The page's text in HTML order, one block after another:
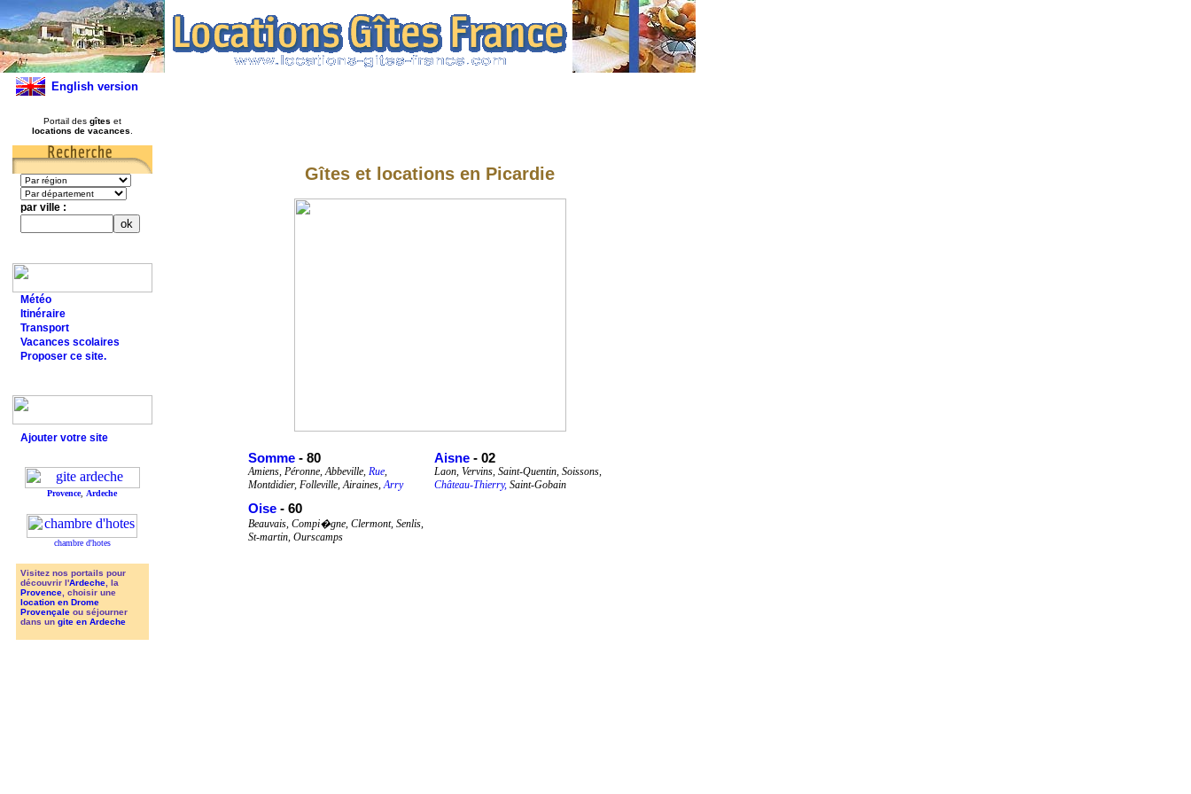
English version
Portail des gîtes et
locations de vacances
par ville :
Météo
Itinéraire
Transport
Vacances scolaires
Proposer ce site.
Ajouter votre site
Provence, Ardeche
chambre d'hotes
Visitez nos portails pour
découvrir l'Ardeche, la
Provence, choisir une
location en Drome
Provençaleou séjourner
dans un gite en Ardeche
Gîtes et locations en Picardie
Somme - 80
Amiens, Péronne, Abbeville, Rue,
Montdidier, Folleville, Airaines,Arry
Aisne - 02
Laon, Vervins, Saint-Quentin, Soissons,
Château-Thierry, Saint-Gobain
Oise - 60
Beauvais, Compi�gne, Clermont, Senlis,
St-martin, Ourscamps